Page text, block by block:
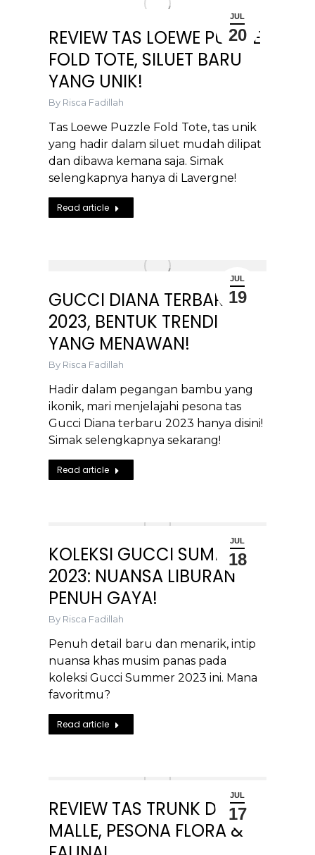
JUL
20
REVIEW TAS LOEWE PUZZLE
FOLD TOTE, SILUET BARU
YANG UNIK!
By Risca Fadillah
Tas Loewe Puzzle Fold Tote, tas unik
yang hadir dalam siluet mudah dilipat
dan dibawa kemana saja. Simak
selengkapnya hanya di Lavergne!
Read article
JUL
19
GUCCI DIANA TERBARU
2023, BENTUK TRENDI
YANG MENAWAN!
By Risca Fadillah
Hadir dalam pegangan bambu yang
ikonik, mari menjelajahi pesona tas
Gucci Diana terbaru 2023 hanya disini!
Simak selengkapnya sekarang!
Read article
JUL
18
KOLEKSI GUCCI SUMMER
2023: NUANSA LIBURAN
PENUH GAYA!
By Risca Fadillah
Penuh detail baru dan menarik, intip
nuansa khas musim panas pada
koleksi Gucci Summer 2023 ini. Mana
favoritmu?
Read article
JUL
17
REVIEW TAS TRUNK DIOR
MALLE, PESONA FLORA &